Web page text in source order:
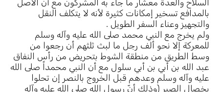
السلاح والعدة معشار ما جاء به المشركون مع أن الأصل
بالمدافع تسخير إمكانات كثيرة لأنه لا يتكلف النقل
والتجهيز وعناء السفر الطويل .
ولم يخرج مع النبي محمد صلى الله عليه وآله وسلم
للمعركة إلا نحو ألف رجل ما لبث ثلثهم أن رجعوا من
وسط الطريق من منطقة الشوط بتحريض من رأس النفاق
عبد الله بن أبي بن أبي سلول مع أن النبي محمداً صلى الله
عليه وآله وسلم وعدهم قبل الخروج بالنصر إن تحلوا
بخصال الصبر (وذلك أنّ رسول الله صلى الله عليه وآله